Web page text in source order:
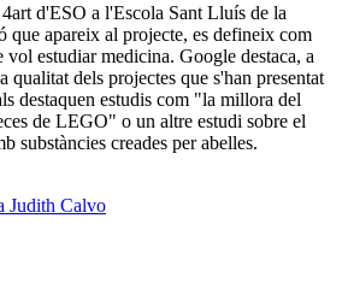
d'ESO a l'Escola Sant Lluís de la
que apareix al projecte, es defineix com
vol estudiar medicina. Google destaca, a
qualitat dels projectes que s'han presentat
destaquen estudis com "la millora del
de LEGO" o un altre estudi sobre el
substàncies creades per abelles.
Judith Calvo